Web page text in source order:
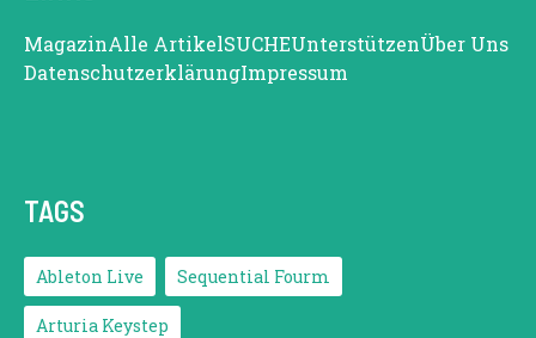
MagazinAlle ArtikelSUCHEUnterstützenÜber Uns
DatenschutzerklärungImpressum
TAGS
Ableton Live Sequential Fourm
Arturia Keystep